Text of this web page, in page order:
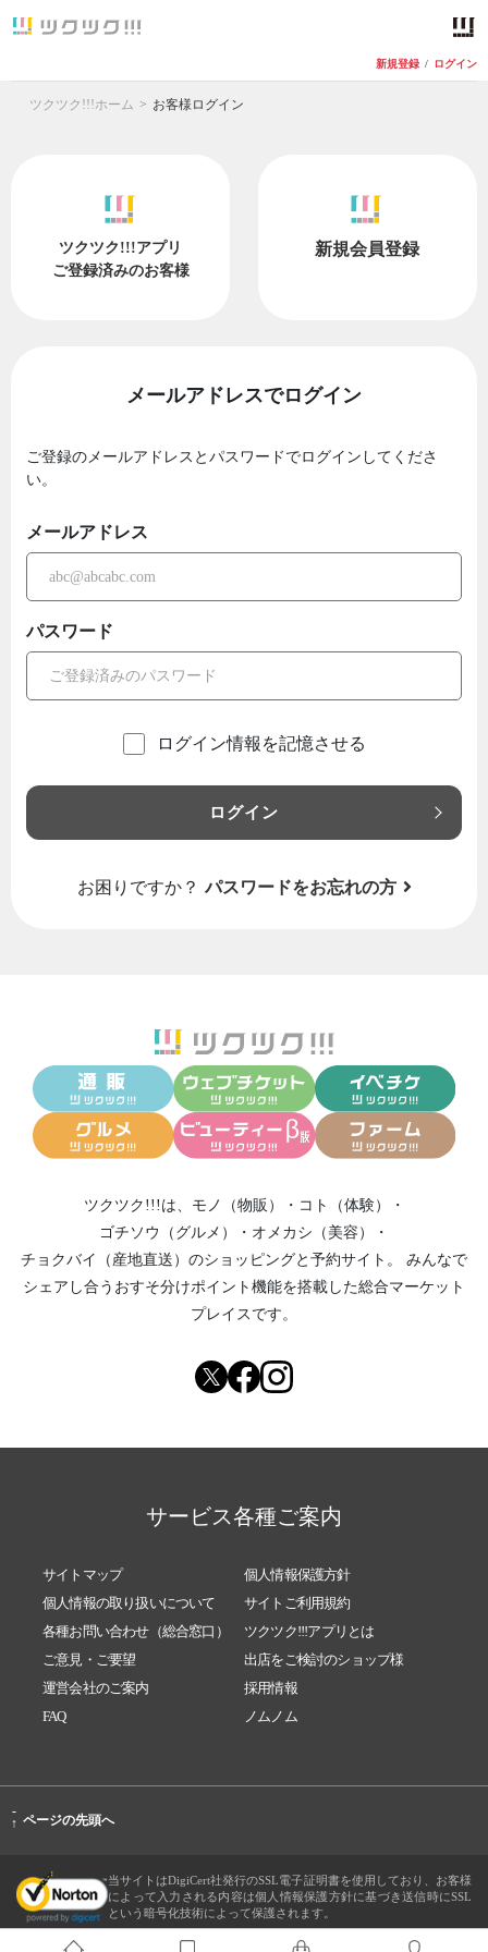
新規登録 / ログイン
ツクツク!!!ホーム お客様ログイン
ツクツク!!!アプリ
ご登録済みのお客様
新規会員登録
メールアドレスでログイン
ご登録のメールアドレスとパスワードでログインしてくださ
い。
メールアドレス
パスワード
ログイン情報を記憶させる
ログイン
お困りですか？ パスワードをお忘れの方
ツクツク!!!は、 モノ（物販） ・ コト（体験）
・
ゴチソウ（グルメ）
・ オメカシ（美容）
・
チョクバイ（産地直送） のショッピングと予約サイト。
みんなで
シェアし合う おすそ分けポイント機能を搭載した総合マーケット
プレイスです。
サービス各種ご案内
サイトマップ
個人情報保護方針
個人情報の取り扱いについて
サイトご利用規約
各種お問い合わせ（総合窓口）
ツクツク!!!アプリとは
ご意見・ご要望
出店をご検討のショップ様
運営会社のご案内
採用情報
FAQ
ノムノム
-
↑ ページの先頭へ
当サイトはDigiCert社発行のSSL電子証明書を使用しており、お客様
によって入力される内容は個人情報保護方針に基づき送信時にSSL
という暗号化技術によって保護されます。